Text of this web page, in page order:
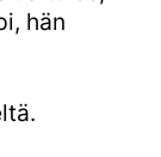
hän